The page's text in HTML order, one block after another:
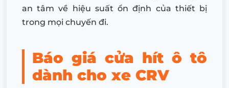
an tâm về hiệu suất ổn định của thiết bị
trong mọi chuyến đi.
Báo giá cửa hít ô tô
dành cho xe CRV